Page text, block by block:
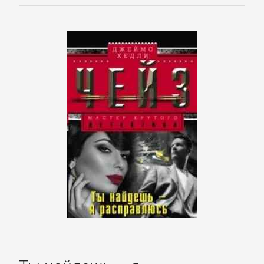
подбор
инвестиции
Экономика
БОЕВИКИ